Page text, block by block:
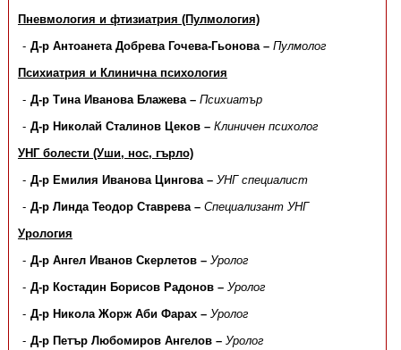
Пневмология и фтизиатрия (Пулмология)
Д-р Антоанета Добрева Гочева-Гьонова – Пулмолог
Психиатрия и Клинична психология
Д-р Тина Иванова Блажева – Психиатър
Д-р Николай Сталинов Цеков – Клиничен психолог
УНГ болести (Уши, нос, гърло)
Д-р Емилия Иванова Цингова – УНГ специалист
Д-р Линда Теодор Ставрева – Специализант УНГ
Урология
Д-р Ангел Иванов Скерлетов – Уролог
Д-р Костадин Борисов Радонов – Уролог
Д-р Никола Жорж Аби Фарах – Уролог
Д-р Петър Любомиров Ангелов – Уролог